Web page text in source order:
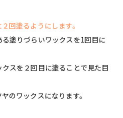
回塗るようにします。
塗りづらいワックスを1回目に
スを２回目に塗ることで見た目
のワックスになります。